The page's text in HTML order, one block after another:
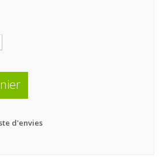
d'envies